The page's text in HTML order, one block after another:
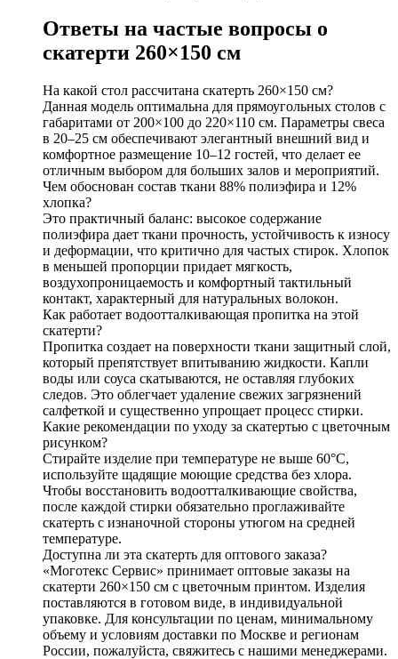
Ответы на частые вопросы о
скатерти 260×150 см
На какой стол рассчитана скатерть 260×150 см?
Данная модель оптимальна для прямоугольных столов с
габаритами от 200×100 до 220×110 см. Параметры свеса
в 20–25 см обеспечивают элегантный внешний вид и
комфортное размещение 10–12 гостей, что делает ее
отличным выбором для больших залов и мероприятий.
Чем обоснован состав ткани 88% полиэфира и 12%
хлопка?
Это практичный баланс: высокое содержание
полиэфира дает ткани прочность, устойчивость к износу
и деформации, что критично для частых стирок. Хлопок
в меньшей пропорции придает мягкость,
воздухопроницаемость и комфортный тактильный
контакт, характерный для натуральных волокон.
Как работает водоотталкивающая пропитка на этой
скатерти?
Пропитка создает на поверхности ткани защитный слой,
который препятствует впитыванию жидкости. Капли
воды или соуса скатываются, не оставляя глубоких
следов. Это облегчает удаление свежих загрязнений
салфеткой и существенно упрощает процесс стирки.
Какие рекомендации по уходу за скатертью с цветочным
рисунком?
Стирайте изделие при температуре не выше 60°C,
используйте щадящие моющие средства без хлора.
Чтобы восстановить водоотталкивающие свойства,
после каждой стирки обязательно проглаживайте
скатерть с изнаночной стороны утюгом на средней
температуре.
Доступна ли эта скатерть для оптового заказа?
«Моготекс Сервис» принимает оптовые заказы на
скатерти 260×150 см с цветочным принтом. Изделия
поставляются в готовом виде, в индивидуальной
упаковке. Для консультации по ценам, минимальному
объему и условиям доставки по Москве и регионам
России, пожалуйста, свяжитесь с нашими менеджерами.